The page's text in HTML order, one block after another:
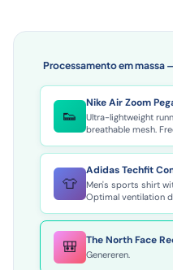
Processamento em massa
👟
Nike Air Zoom
Ultra-lightweight
breathable mesh.
👕
Adidas Techfit
Men's sports shirt
Optimal ventilation
🎒 The North Face
Genereren...